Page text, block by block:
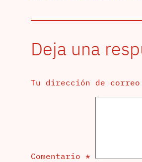
Deja una
Tu dirección de
Comentario *